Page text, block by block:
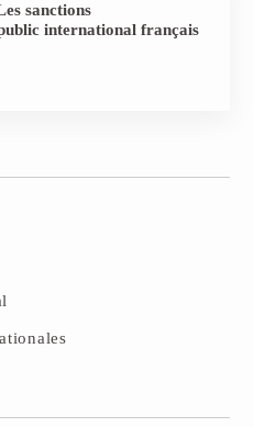
sanctions
international français